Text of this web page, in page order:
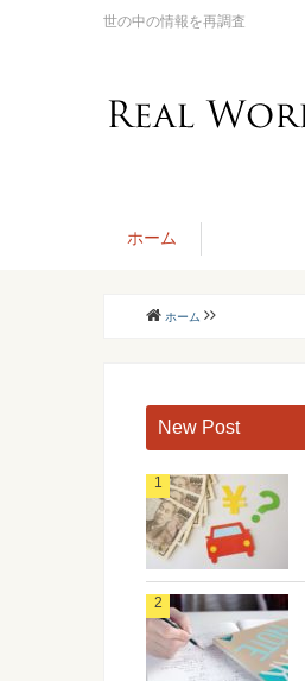
世の中の情報を再調査
ホーム
ホーム
New Post